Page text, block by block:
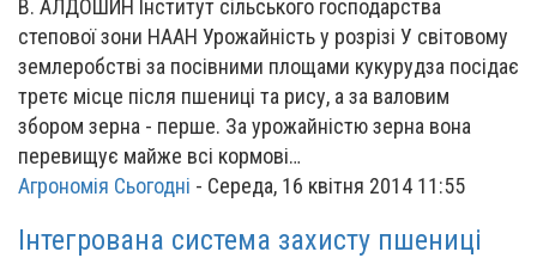
В. АЛДОШИН Інститут сільського господарства
степової зони НААН Урожайність у розрізі У світовому
землеробстві за посівними площами кукурудза посідає
третє місце після пшениці та рису, а за валовим
збором зерна - перше. За урожайністю зерна вона
перевищує майже всі кормові…
Агрономія Сьогодні - Середа, 16 квітня 2014 11:55
Інтегрована система захисту пшениці